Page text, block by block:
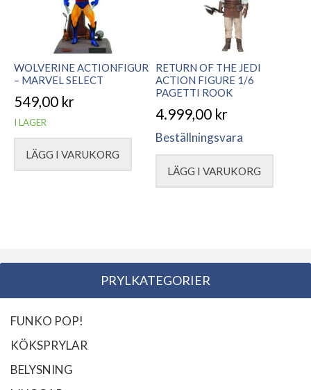
WOLVERINE ACTIONFIGUR
– MARVEL SELECT
549,00 kr
I LAGER
LÄGG I VARUKORG
RETURN OF THE JEDI
ACTION FIGURE 1/6
PAGETTI ROOK
4.999,00 kr
Beställningsvara
LÄGG I VARUKORG
PRYLKATEGORIER
FUNKO POP!
KÖKSPRYLAR
BELYSNING